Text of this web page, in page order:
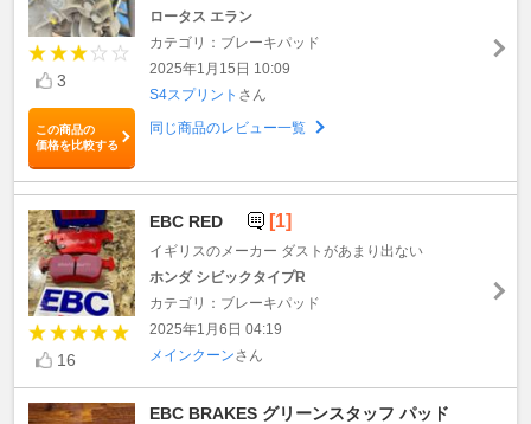
3
この商品の
価格を比較する
ロータス エラン
カテゴリ：ブレーキパッド
2025年1月15日 10:09
S4スプリント さん
同じ商品のレビュー一覧
16
EBC RED [1]
イギリスのメーカー ダストがあまり出ない
ホンダ シビックタイプR
カテゴリ：ブレーキパッド
2025年1月6日 04:19
メインクーンさん
EBC BRAKES グリーンスタッフ パッド